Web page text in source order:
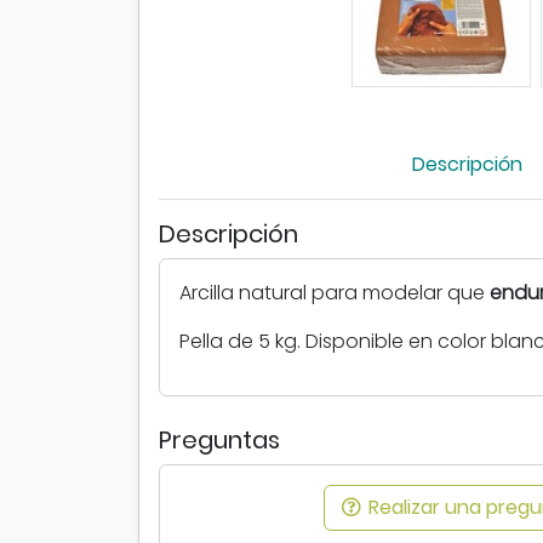
Descripción
Descripción
Arcilla natural para modelar que
Pella de 5 kg. Disponible en color
Preguntas
Realizar una